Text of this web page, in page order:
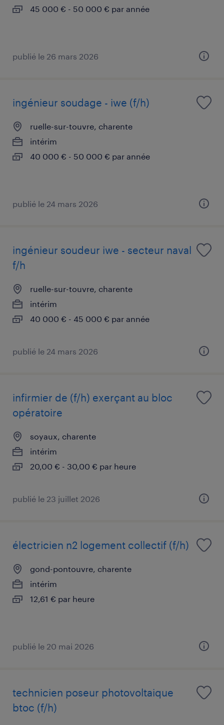
45 000 € - 50 000 € par année
publié le 26 mars 2026
ingénieur soudage - iwe (f/h)
ruelle-sur-touvre, charente
intérim
40 000 € - 50 000 € par année
publié le 24 mars 2026
ingénieur soudeur iwe - secteur naval
f/h
ruelle-sur-touvre, charente
intérim
40 000 € - 45 000 € par année
publié le 24 mars 2026
infirmier de (f/h) exerçant au bloc
opératoire
soyaux, charente
intérim
20,00 € - 30,00 € par heure
publié le 23 juillet 2026
électricien n2 logement collectif (f/h)
gond-pontouvre, charente
intérim
12,61 € par heure
publié le 20 mai 2026
technicien poseur photovoltaique
btoc (f/h)